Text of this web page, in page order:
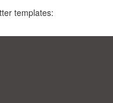
templates: